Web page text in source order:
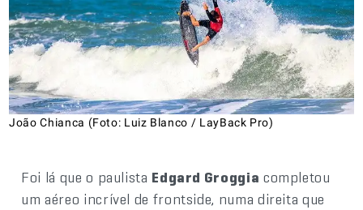
João Chianca (Foto: Luiz Blanco / LayBack Pro)
Foi lá que o paulista Edgard Groggia completou
um aéreo incrível de frontside, numa direita que